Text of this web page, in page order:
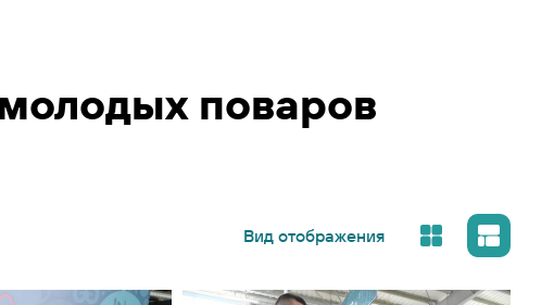
поваров
Вид отображения